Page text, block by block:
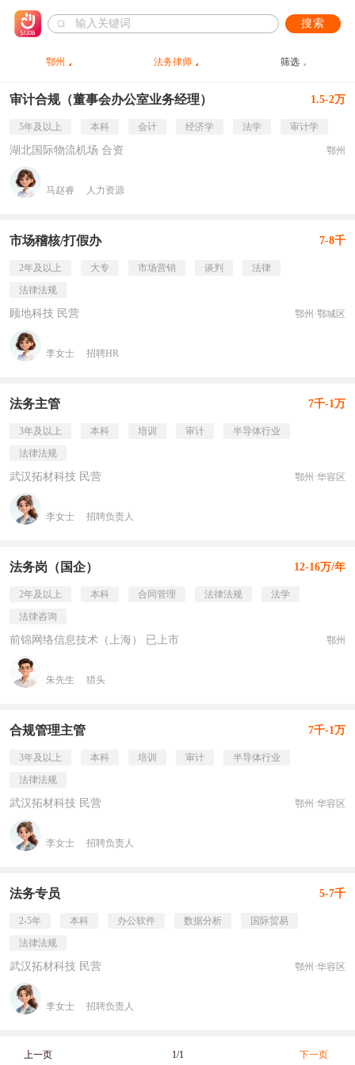
搜索
鄂州 法务律师 筛选
审计合规（董事会办公室业务经理） 1.5-2万
5年及以上 本科 会计 经济学 法学 审计学
湖北国际物流机场 合资 鄂州
马赵睿 人力资源
市场稽核/打假办 7-8千
2年及以上 大专 市场营销 谈判
法律
法律法规
顾地科技 民营 鄂州·鄂城区
李女士 招聘HR
法务主管 7千-1万
3年及以上 本科 培训 审计
半导体行业
法律法规
武汉拓材科技 民营 鄂州·华容区
李女士 招聘负责人
法务岗（国企） 12-16万/年
2年及以上 本科 合同管理 法律法规
法学
法律咨询
前锦网络信息技术（上海） 已上市 鄂州
朱先生 猎头
合规管理主管 7千-1万
3年及以上 本科 培训 审计
半导体行业
法律法规
武汉拓材科技 民营 鄂州·华容区
李女士 招聘负责人
法务专员 5-7千
2-5年 本科 办公软件 数据分析
国际贸易
法律法规
武汉拓材科技 民营 鄂州·华容区
李女士 招聘负责人
上一页 1/1 下一页